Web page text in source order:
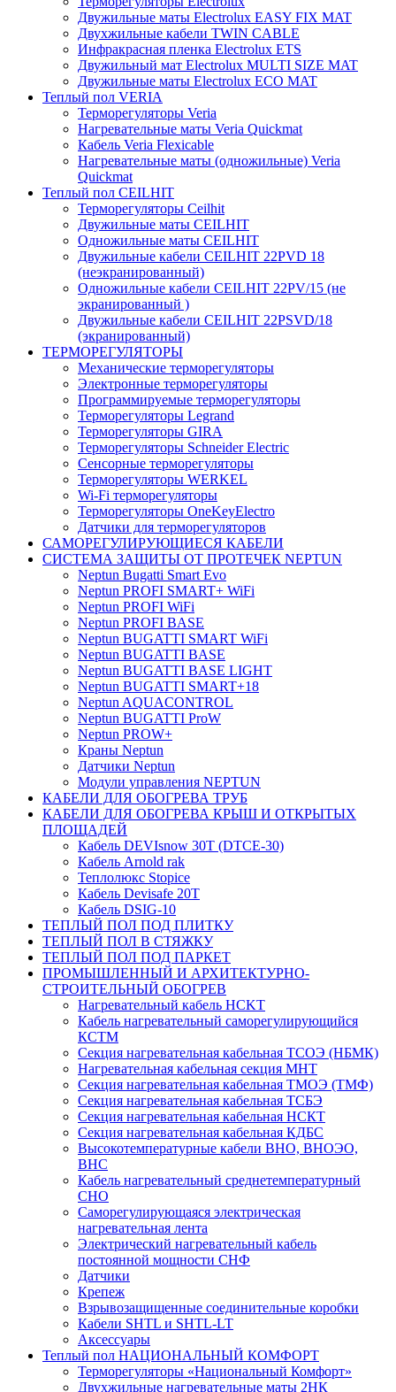
Двужильные маты Electrolux EASY FIX MAT
Двухжильные кабели TWIN CABLE
Инфракрасная пленка Electrolux ETS
Двужильный мат Electrolux MULTI SIZE MAT
Двужильные маты Electrolux ECO MAT
Теплый пол VERIA
Терморегуляторы Veria
Нагревательные маты Veria Quickmat
Кабель Veria Flexicable
Нагревательные маты (одножильные) Veria
Quickmat
Теплый пол CEILHIT
Терморегуляторы Ceilhit
Двужильные маты CEILHIT
Одножильные маты CEILHIT
Двужильные кабели CEILHIT 22PVD 18
(неэкранированный)
Одножильные кабели CEILHIT 22PV/15 (не
экранированный )
Двужильные кабели CEILHIT 22PSVD/18
(экранированный)
ТЕРМОРЕГУЛЯТОРЫ
Механические терморегуляторы
Электронные терморегуляторы
Программируемые терморегуляторы
Терморегуляторы Legrand
Терморегуляторы GIRA
Терморегуляторы Schneider Electric
Сенсорные терморегуляторы
Терморегуляторы WERKEL
Wi-Fi терморегуляторы
Терморегуляторы OneKeyElectro
Датчики для терморегуляторов
САМОРЕГУЛИРУЮЩИЕСЯ КАБЕЛИ
СИСТЕМА ЗАЩИТЫ ОТ ПРОТЕЧЕК NEPTUN
Neptun Bugatti Smart Evo
Neptun PROFI SMART+ WiFi
Neptun PROFI WiFi
Neptun PROFI BASE
Neptun BUGATTI SMART WiFi
Neptun BUGATTI BASE
Neptun BUGATTI BASE LIGHT
Neptun BUGATTI SMART+18
Neptun AQUACONTROL
Neptun BUGATTI ProW
Neptun PROW+
Краны Neptun
Датчики Neptun
Модули управления NEPTUN
КАБЕЛИ ДЛЯ ОБОГРЕВА ТРУБ
КАБЕЛИ ДЛЯ ОБОГРЕВА КРЫШ И ОТКРЫТЫХ
ПЛОЩАДЕЙ
Кабель DEVIsnow 30Т (DTCE-30)
Кабель Arnold rak
Теплолюкс Stopice
Кабель Devisafe 20T
Кабель DSIG-10
ТЕПЛЫЙ ПОЛ ПОД ПЛИТКУ
ТЕПЛЫЙ ПОЛ В СТЯЖКУ
ТЕПЛЫЙ ПОЛ ПОД ПАРКЕТ
ПРОМЫШЛЕННЫЙ И АРХИТЕКТУРНО-
СТРОИТЕЛЬНЫЙ ОБОГРЕВ
Нагревательный кабель НCKТ
Кабель нагревательный саморегулирующийся
КСТМ
Секция нагревательная кабельная ТСОЭ (НБМК)
Нагревательная кабельная секция МНТ
Секция нагревательная кабельная ТМОЭ (ТМФ)
Секция нагревательная кабельная ТСБЭ
Секция нагревательная кабельная НСКТ
Секция нагревательная кабельная КДБС
Высокотемпературные кабели ВНО, ВНОЭО,
ВНС
Кабель нагревательный среднетемпературный
СНО
Саморегулирующаяся электрическая
нагревательная лента
Электрический нагревательный кабель
постоянной мощности СНФ
Датчики
Крепеж
Взрывозащищенные соединительные коробки
Кабели SHTL и SHTL-LT
Аксессуары
Теплый пол НАЦИОНАЛЬНЫЙ КОМФОРТ
Терморегуляторы «Национальный Комфорт»
Двухжильные нагревательные маты 2НК